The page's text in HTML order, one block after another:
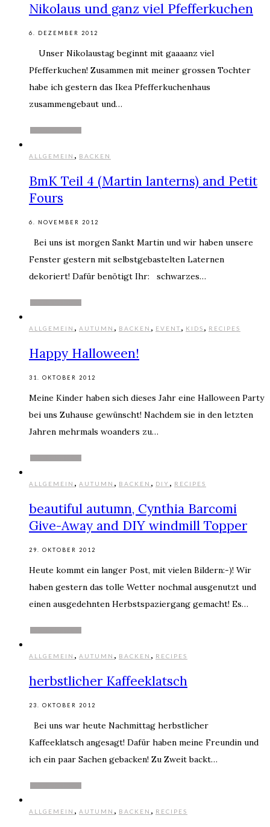
Nikolaus und ganz viel Pfefferkuchen
6. DEZEMBER 2012
Unser Nikolaustag beginnt mit gaaaanz viel
Pfefferkuchen! Zusammen mit meiner grossen Tochter
habe ich gestern das Ikea Pfefferkuchenhaus
zusammengebaut und…
ALLGEMEIN , BACKEN
BmK Teil 4 (Martin lanterns) and Petit
Fours
6. NOVEMBER 2012
Bei uns ist morgen Sankt Martin und wir haben unsere
Fenster gestern mit selbstgebastelten Laternen
dekoriert! Dafür benötigt Ihr: schwarzes…
ALLGEMEIN , AUTUMN , BACKEN , EVENT , KIDS , RECIPES
Happy Halloween!
31. OKTOBER 2012
Meine Kinder haben sich dieses Jahr eine Halloween Party
bei uns Zuhause gewünscht! Nachdem sie in den letzten
Jahren mehrmals woanders zu…
ALLGEMEIN , AUTUMN , BACKEN , DIY , RECIPES
beautiful autumn, Cynthia Barcomi
Give-Away and DIY windmill Topper
29. OKTOBER 2012
Heute kommt ein langer Post, mit vielen Bildern:-)! Wir
haben gestern das tolle Wetter nochmal ausgenutzt und
einen ausgedehnten Herbstspaziergang gemacht! Es…
ALLGEMEIN , AUTUMN , BACKEN , RECIPES
herbstlicher Kaffeeklatsch
23. OKTOBER 2012
Bei uns war heute Nachmittag herbstlicher
Kaffeeklatsch angesagt! Dafür haben meine Freundin und
ich ein paar Sachen gebacken! Zu Zweit backt…
ALLGEMEIN , AUTUMN , BACKEN , RECIPES